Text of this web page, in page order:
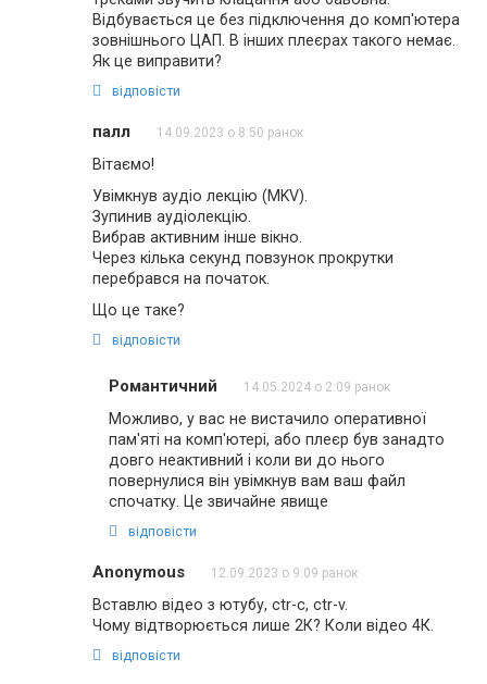
Відбувається це без підключення до комп'ютера
зовнішнього ЦАП. В інших плеєрах такого немає.
Як це виправити?
відповісти
палл 14.09.2023 о 8:50 ранок
Вітаємо!
Увімкнув аудіо лекцію (MKV).
Зупинив аудіолекцію.
Вибрав активним інше вікно.
Через кілька секунд повзунок прокрутки
перебрався на початок.
Що це таке?
відповісти
Романтичний 14.05.2024 о 2:09 ранок
Можливо, у вас не вистачило оперативної
пам'яті на комп'ютері, або плеєр був занадто
довго неактивний і коли ви до нього
повернулися він увімкнув вам ваш файл
спочатку. Це звичайне явище
відповісти
Anonymous 12.09.2023 о 9:09 ранок
Вставлю відео з ютубу, ctr-c, ctr-v.
Чому відтворюється лише 2К? Коли відео 4К.
відповісти